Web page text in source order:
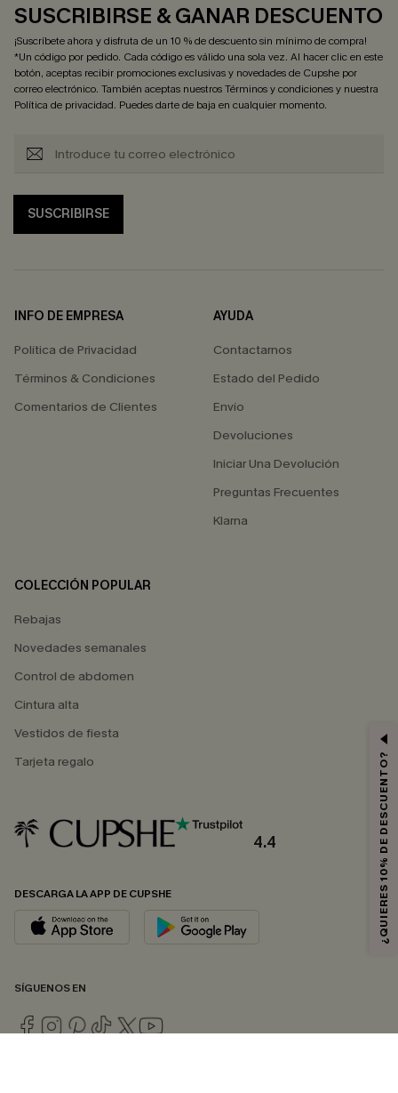
SUSCRIBIRSE & GANAR DESCUENTO
¡Suscríbete ahora y disfruta de un 10 % de descuento sin mínimo de compra!
*Un código por pedido. Cada código es válido una sola vez. Al hacer clic en este
botón, aceptas recibir promociones exclusivas y novedades de Cupshe por
correo electrónico. También aceptas nuestrosTérminos y condicionesy nuestra
Política de privacidad. Puedes darte de baja en cualquier momento.
SUSCRIBIRSE
INFO DE EMPRESA
Política de Privacidad
Términos & Condiciones
Comentarios de Clientes
AYUDA
Contactarnos
Estado del Pedido
Envío
Devoluciones
Iniciar Una Devolución
Preguntas Frecuentes
Klarna
COLECCIÓN POPULAR
Rebajas
Novedades semanales
Control de abdomen
Cintura alta
Vestidos de fiesta
Tarjeta regalo
4.4
DESCARGA LA APP DE CUPSHE
SÍGUENOS EN
¿QUIERES 10% DE DESCUENTO?